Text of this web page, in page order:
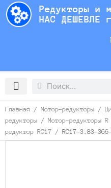
Перейти
содержимому
Редукторы и
НАС ДЕШЕВЛЕ
Search
Search
Главная / Мотор-редукторы /
редукторы / Мотор-редукторы R
редуктор RC17 / RC17-3.83-